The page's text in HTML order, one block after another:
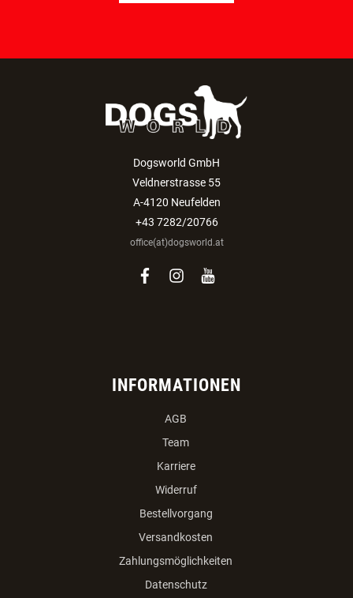
Dogsworld GmbH
Veldnerstrasse 55
A-4120 Neufelden
+43 7282/20766
office(at)dogsworld.at
facebook
instagram
youtube
INFORMATIONEN
AGB
Team
Karriere
Widerruf
Bestellvorgang
Versandkosten
Zahlungsmöglichkeiten
Datenschutz